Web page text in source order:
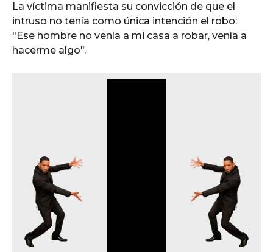
La víctima manifiesta su convicción de que el
intruso no tenía como única intención el robo:
"Ese hombre no venía a mi casa a robar, venía a
hacerme algo".